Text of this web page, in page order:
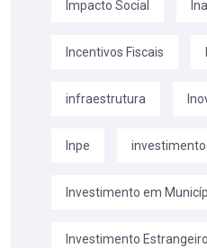
Impacto Social
Incentivos Fiscais
infraestrutura
Inpe investimento
Investimento em
Investimento